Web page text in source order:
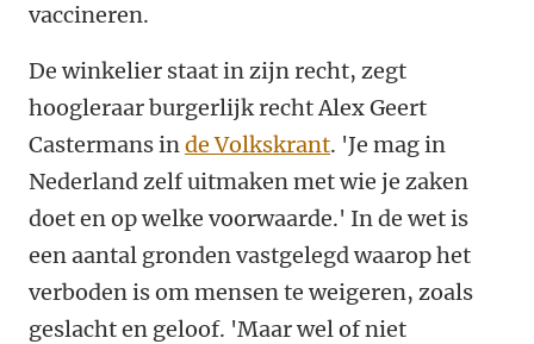
vaccineren.
De winkelier staat in zijn recht, zegt
hoogleraar burgerlijk recht Alex Geert
Castermans inde Volkskrant. 'Je mag in
Nederland zelf uitmaken met wie je zaken
doet en op welke voorwaarde.' In de wet is
een aantal gronden vastgelegd waarop het
verboden is om mensen te weigeren, zoals
geslacht en geloof. 'Maar wel of niet